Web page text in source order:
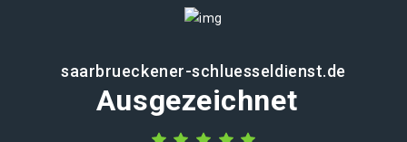
saarbrueckener-schluesseldienst.de
Ausgezeichnet